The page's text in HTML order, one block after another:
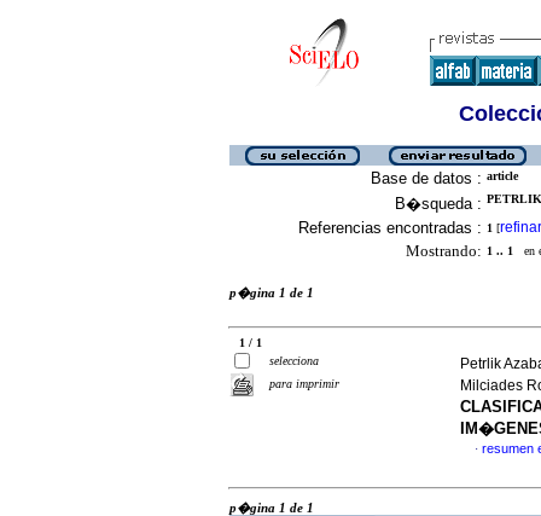
Base de datos : article
B�squeda :
Referencias encontradas : 1 [refinar
Mostrando: 1 .. 1 en
p�gina 1 de 1
1 / 1
selecciona
para imprimir
Petrlik
Milciades
· resumen
p�gina 1 de 1